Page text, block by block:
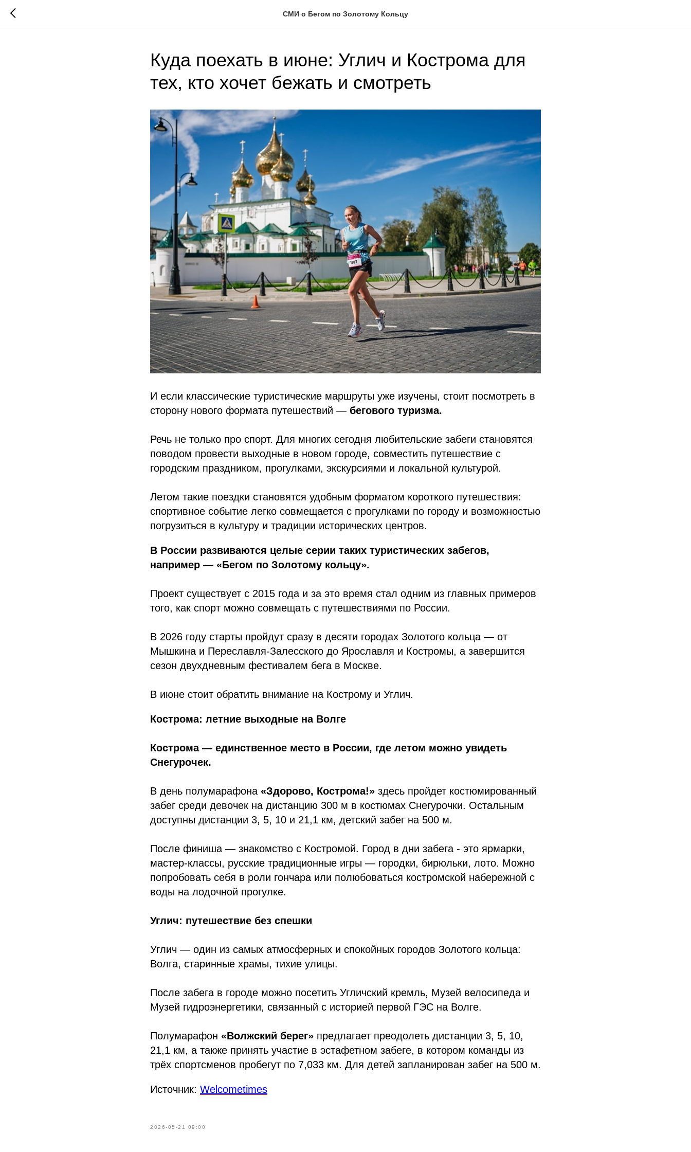
СМИ о Бегом по Золотому Кольцу
Куда поехать в июне: Углич и Кострома для
тех, кто хочет бежать и смотреть
И если классические туристические маршруты уже изучены, стоит посмотреть в
сторону нового формата путешествий — бегового туризма.
Речь не только про спорт. Для многих сегодня любительские забеги становятся
поводом провести выходные в новом городе, совместить путешествие с
городским праздником, прогулками, экскурсиями и локальной культурой.
Летом такие поездки становятся удобным форматом короткого путешествия:
спортивное событие легко совмещается с прогулками по городу и возможностью
погрузиться в культуру и традиции исторических центров.
В России развиваются целые серии таких туристических забегов,
например — «Бегом по Золотому кольцу».
Проект существует с 2015 года и за это время стал одним из главных примеров
того, как спорт можно совмещать с путешествиями по России.
В 2026 году старты пройдут сразу в десяти городах Золотого кольца — от
Мышкина и Переславля-Залесского до Ярославля и Костромы, а завершится
сезон двухдневным фестивалем бега в Москве.
В июне стоит обратить внимание на Кострому и Углич.
Кострома: летние выходные на Волге
Кострома — единственное место в России, где летом можно увидеть
Снегурочек.
В день полумарафона «Здорово, Кострома!» здесь пройдет костюмированный
забег среди девочек на дистанцию 300 м в костюмах Снегурочки. Остальным
доступны дистанции 3, 5, 10 и 21,1 км, детский забег на 500 м.
После финиша — знакомство с Костромой. Город в дни забега - это ярмарки,
мастер-классы, русские традиционные игры — городки, бирюльки, лото. Можно
попробовать себя в роли гончара или полюбоваться костромской набережной с
воды на лодочной прогулке.
Углич: путешествие без спешки
Углич — один из самых атмосферных и спокойных городов Золотого кольца:
Волга, старинные храмы, тихие улицы.
После забега в городе можно посетить Угличский кремль, Музей велосипеда и
Музей гидроэнергетики, связанный с историей первой ГЭС на Волге.
Полумарафон «Волжский берег» предлагает преодолеть дистанции 3, 5, 10,
21,1 км, а также принять участие в эстафетном забеге, в котором команды из
трёх спортсменов пробегут по 7,033 км. Для детей запланирован забег на 500 м.
Источник: Welcometimes
2026-05-21 09:00